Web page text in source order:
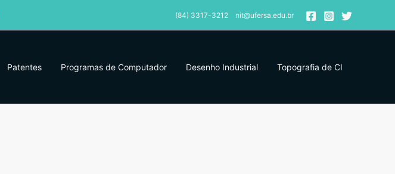
(84) 3317-3212 nit@ufersa.edu.br
Patentes Programas de Computador Desenho Industrial Topografia de CI